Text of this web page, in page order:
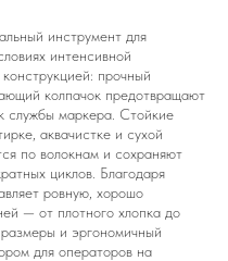
инструмент для
интенсивной
прочный
колпачок предотвращают
службы маркера. Стойкие
аквачистке и сухой
по волокнам и сохраняют
циклов. Благодаря
ровную, хорошо
— от плотного хлопка до
и эргономичный
для операторов на